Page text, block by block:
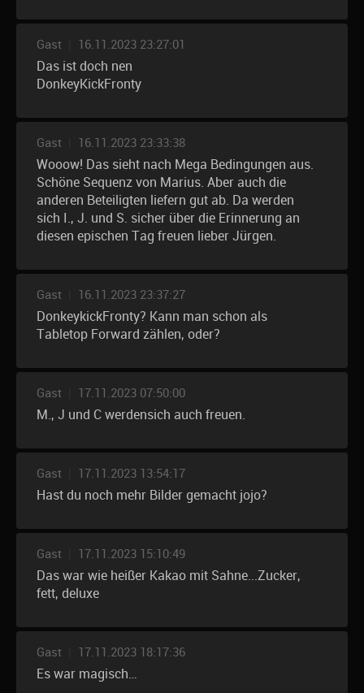
Gast 16.11.2023 23:27:01
Das ist doch nen
DonkeyKickFronty
Gast 16.11.2023 23:33:38
Wooow! Das sieht nach Mega Bedingungen aus.
Schöne Sequenz von Marius. Aber auch die
anderen Beteiligten liefern gut ab. Da werden
sich I., J. und S. sicher über die Erinnerung an
diesen epischen Tag freuen lieber Jürgen.
Gast 16.11.2023 23:37:27
DonkeykickFronty? Kann man schon als
Tabletop Forward zählen, oder?
Gast 17.11.2023 07:50:00
M., J und C werdensich auch freuen.
Gast 17.11.2023 13:54:17
Hast du noch mehr Bilder gemacht jojo?
Gast 17.11.2023 15:10:49
Das war wie heißer Kakao mit Sahne...Zucker,
fett, deluxe
Gast 17.11.2023 18:17:36
Es war magisch…